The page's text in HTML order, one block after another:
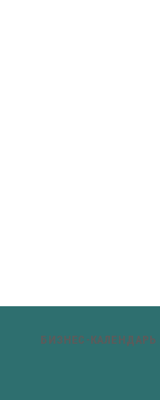
БИЗНЕС-КАЛЕНДАРЬ